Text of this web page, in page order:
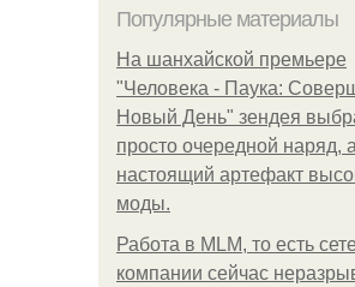
Популярные материалы
На шанхайской премьере
"Человека - Паука:
Новый День" зендея
просто очередной наряд, а
настоящий артефакт
моды.
Работа в MLM, то есть
компании сейчас